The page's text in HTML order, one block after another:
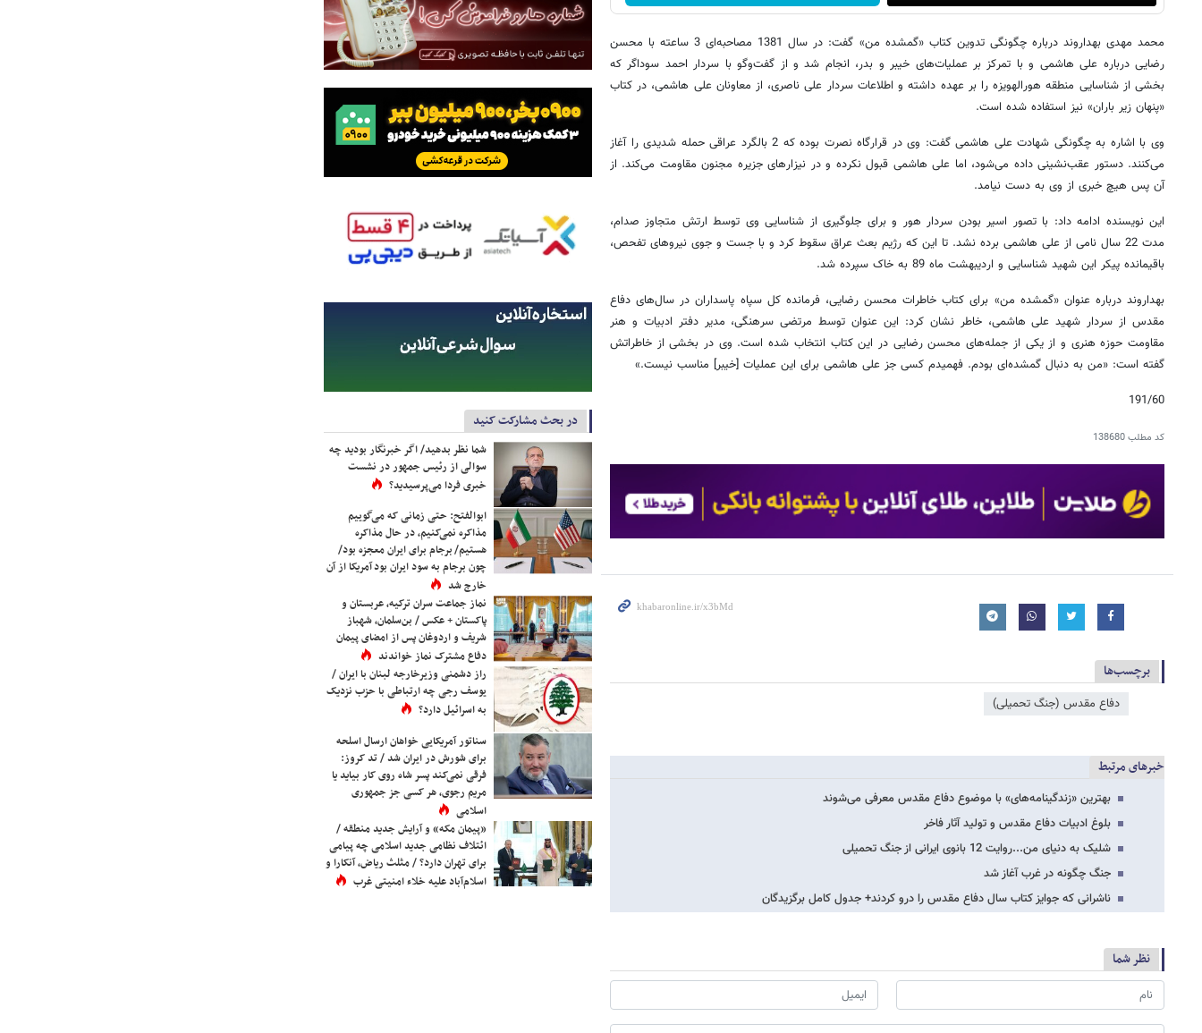
محمد مهدی بهداروند درباره چگونگی تدوین کتاب «گمشده من» گفت: در سال 1381 مصاحبه‌ای 3 ساعته با محسن
رضایی درباره علی هاشمی و با تمرکز بر عملیات‌های خیبر و بدر، انجام شد و از گفت‌وگو با سردار احمد سوداگر که
بخشی از شناسایی منطقه هورالهویزه را بر عهده داشته و اطلاعات سردار علی ناصری، از معاونان علی هاشمی، در کتاب
«پنهان زیر باران» نیز استفاده شده است.
وی با اشاره به چگونگی شهادت علی هاشمی گفت: وی در قرارگاه نصرت بوده که 2 بالگرد عراقی حمله شدیدی را آغاز
می‌کنند. دستور عقب‌نشینی داده می‌شود، اما علی هاشمی قبول نکرده و در نیزارهای جزیره مجنون مقاومت می‌کند. از
آن پس هیچ خبری از وی به دست نیامد.
این نویسنده ادامه داد: با تصور اسیر بودن سردار هور و برای جلوگیری از شناسایی وی توسط ارتش متجاوز صدام،
مدت 22 سال نامی از علی هاشمی برده نشد. تا این که رژیم بعث عراق سقوط کرد و با جست و جوی نیروهای تفحص،
باقیمانده پیکر این شهید شناسایی و اردیبهشت ماه 89 به خاک سپرده شد.
بهداروند درباره عنوان «گمشده من» برای کتاب خاطرات محسن رضایی، فرمانده کل سپاه پاسداران در سال‌های دفاع
مقدس از سردار شهید علی هاشمی، خاطر نشان کرد: این عنوان توسط مرتضی سرهنگی، مدیر دفتر ادبیات و هنر
مقاومت حوزه هنری و از یکی از جمله‌های محسن رضایی در این کتاب انتخاب شده است. وی در بخشی از خاطراتش
گفته است: «من به دنبال گمشده‌ای بودم. فهمیدم کسی جز علی هاشمی برای این عملیات [خیبر] مناسب نیست.»
191/60
کد مطلب138680
برچسب‌ها
دفاع مقدس (جنگ تحمیلی)
خبرهای مرتبط
بهترین «زندگینامه‌های» با موضوع دفاع مقدس معرفی می‌شوند
بلوغ ادبیات دفاع مقدس و تولید آثار فاخر
شلیک به دنیای من...روایت 12 بانوی ایرانی از جنگ تحمیلی
جنگ چگونه در غرب آغاز شد
ناشرانی که جوایز کتاب سال دفاع مقدس را درو کردند+ جدول کامل برگزیدگان
نظر شما
در بحث مشارکت کنید
شما نظر بدهید/ اگر خبرنگار بودید چه
سوالی از رئیس جمهور در نشست
خبری فردا می‌پرسیدید؟
ابوالفتح: حتی زمانی که می‌گوییم
مذاکره نمی‌کنیم، در حال مذاکره
هستیم/ برجام برای ایران معجزه بود/
چون برجام به سود ایران بود آمریکا از آن
خارج شد
نماز جماعت سران ترکیه، عربستان و
پاکستان + عکس / بن‌سلمان، شهباز
شریف و اردوغان پس از امضای پیمان
دفاع مشترک نماز خواندند
راز دشمنی وزیرخارجه لبنان با ایران /
یوسف رجی چه ارتباطی با حزب نزدیک
به اسرائیل دارد؟
سناتور آمریکایی خواهان ارسال اسلحه
برای شورش در ایران شد / تد کروز:
فرقی نمی‌کند پسر شاه روی کار بیاید یا
مریم رجوی، هر کسی جز جمهوری
اسلامی
«پیمان مکه» و آرایش جدید منطقه /
ائتلاف نظامی جدید اسلامی چه پیامی
برای تهران دارد؟ / مثلث ریاض، آنکارا و
اسلام‌آباد علیه خلاء امنیتی غرب